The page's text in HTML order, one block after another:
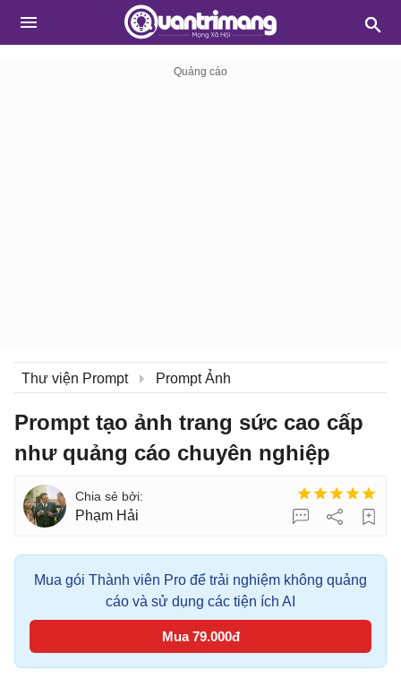
Thư viện Prompt Prompt Ảnh
Prompt tạo ảnh trang sức cao cấp
như quảng cáo chuyên nghiệp
Phạm Hải
Mua gói Thành viên Pro để trải nghiệm không quảng
cáo và sử dụng các tiện ích AI
Mua 79.000đ